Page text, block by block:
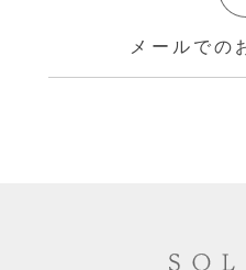
メールでの